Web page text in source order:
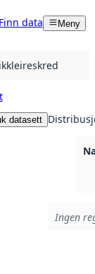
Finn data Meny
datasett
Ingen